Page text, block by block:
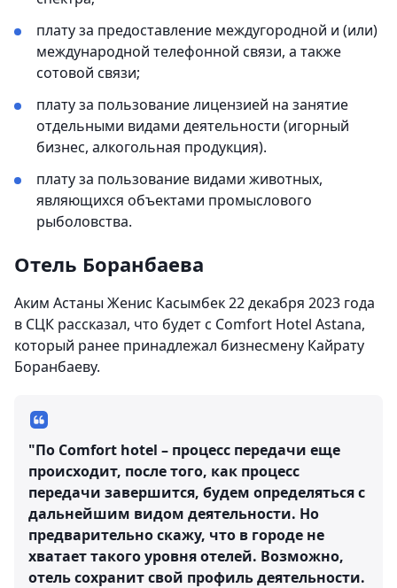
плату за предоставление междугородной и (или)
международной телефонной связи, а также
сотовой связи;
плату за пользование лицензией на занятие
отдельными видами деятельности (игорный
бизнес, алкогольная продукция).
плату за пользование видами животных,
являющихся объектами промыслового
рыболовства.
Отель Боранбаева
Аким Астаны Женис Касымбек 22 декабря 2023 года
в СЦК рассказал, что будет с Comfort Hotel Astana,
который ранее принадлежал бизнесмену Кайрату
Боранбаеву.
"По Comfort hotel – процесс передачи еще
происходит, после того, как процесс
передачи завершится, будем определяться с
дальнейшим видом деятельности. Но
предварительно скажу, что в городе не
хватает такого уровня отелей. Возможно,
отель сохранит свой профиль деятельности.